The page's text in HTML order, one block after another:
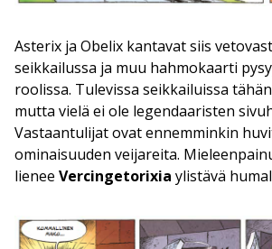
Asterix ja Obelix kantavat siis
seikkailussa ja muu hahmokaarti
roolissa. Tulevissa seikkailuissa
mutta vielä ei ole legendaaristen
Vastaantulijat ovat ennemminkin
ominaisuuden veijareita.
lienee Vercingetorixia ylistävä